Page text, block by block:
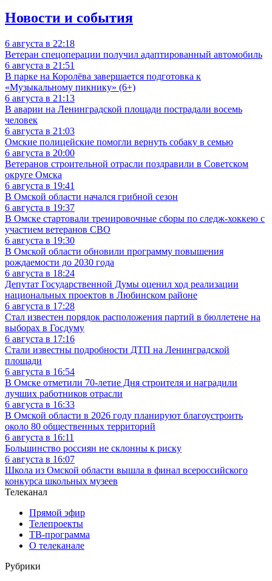
Новости и события
6 августа в 22:18
Ветеран спецоперации получил адаптированный автомобиль
6 августа в 21:51
В парке на Королёва завершается подготовка к
«Музыкальному пикнику» (6+)
6 августа в 21:13
В аварии на Ленинградской площади пострадали восемь
человек
6 августа в 21:03
Омские полицейские помогли вернуть собаку в семью
6 августа в 20:00
Ветеранов строительной отрасли поздравили в Советском
округе Омска
6 августа в 19:41
В Омской области начался грибной сезон
6 августа в 19:37
В Омске стартовали тренировочные сборы по следж-хоккею с
участием ветеранов СВО
6 августа в 19:30
В Омской области обновили программу повышения
рождаемости до 2030 года
6 августа в 18:24
Депутат Государственной Думы оценил ход реализации
национальных проектов в Любинском районе
6 августа в 17:28
Стал известен порядок расположения партий в бюллетене на
выборах в Госдуму
6 августа в 17:16
Стали известны подробности ДТП на Ленинградской
площади
6 августа в 16:54
В Омске отметили 70-летие Дня строителя и наградили
лучших работников отрасли
6 августа в 16:33
В Омской области в 2026 году планируют благоустроить
около 80 общественных территорий
6 августа в 16:11
Большинство россиян не склонны к риску
6 августа в 16:07
Школа из Омской области вышла в финал всероссийского
конкурса школьных музеев
Телеканал
Прямой эфир
Телепроекты
ТВ-программа
О телеканале
Рубрики